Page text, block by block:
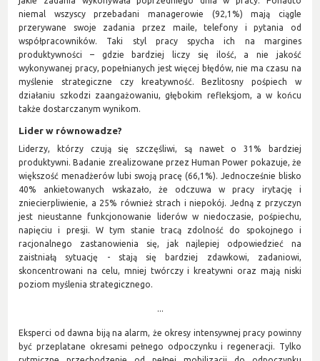
niemal wszyscy przebadani managerowie (92,1%) mają ciągle
przerywane swoje zadania przez maile, telefony i pytania od
współpracowników. Taki styl pracy spycha ich na margines
produktywności – gdzie bardziej liczy się ilość, a nie jakość
wykonywanej pracy, popełnianych jest więcej błędów, nie ma czasu na
myślenie strategiczne czy kreatywność. Bezlitosny pośpiech w
działaniu szkodzi zaangażowaniu, głębokim refleksjom, a w końcu
także dostarczanym wynikom.
Lider w równowadze?
Liderzy, którzy czują się szczęśliwi, są nawet o 31% bardziej
produktywni. Badanie zrealizowane przez Human Power pokazuje, że
większość menadżerów lubi swoją pracę (66,1%). Jednocześnie blisko
40% ankietowanych wskazało, że odczuwa w pracy irytację i
zniecierpliwienie, a 25% również strach i niepokój. Jedną z przyczyn
jest nieustanne funkcjonowanie liderów w niedoczasie, pośpiechu,
napięciu i presji. W tym stanie tracą zdolność do spokojnego i
racjonalnego zastanowienia się, jak najlepiej odpowiedzieć na
zaistniałą sytuację - stają się bardziej zdawkowi, zadaniowi,
skoncentrowani na celu, mniej twórczy i kreatywni oraz mają niski
poziom myślenia strategicznego.
...
Eksperci od dawna biją na alarm, że okresy intensywnej pracy powinny
być przeplatane okresami pełnego odpoczynku i regeneracji. Tylko